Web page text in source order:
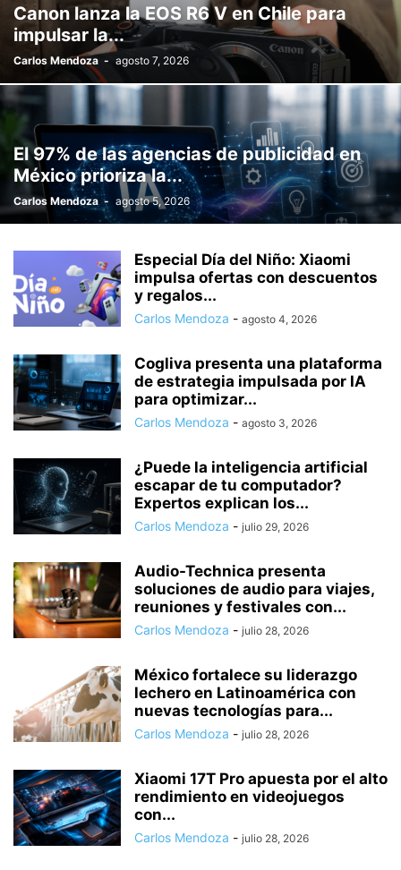
VARIOS VIDEOJUEGOS VINO WORLD ZAPATOS
Canon lanza la EOS R6 V en Chile para
impulsar la...
Carlos Mendoza - agosto 7, 2026
El 97% de las agencias de publicidad en
México prioriza la...
Carlos Mendoza - agosto 5, 2026
Especial Día del Niño: Xiaomi
impulsa ofertas con descuentos
y regalos...
Carlos Mendoza - agosto 4, 2026
Cogliva presenta una plataforma
de estrategia impulsada por IA
para optimizar...
Carlos Mendoza - agosto 3, 2026
¿Puede la inteligencia artificial
escapar de tu computador?
Expertos explican los...
Carlos Mendoza - julio 29, 2026
Audio-Technica presenta
soluciones de audio para viajes,
reuniones y festivales con...
Carlos Mendoza - julio 28, 2026
México fortalece su liderazgo
lechero en Latinoamérica con
nuevas tecnologías para...
Carlos Mendoza - julio 28, 2026
Xiaomi 17T Pro apuesta por el alto
rendimiento en videojuegos
con...
Carlos Mendoza - julio 28, 2026